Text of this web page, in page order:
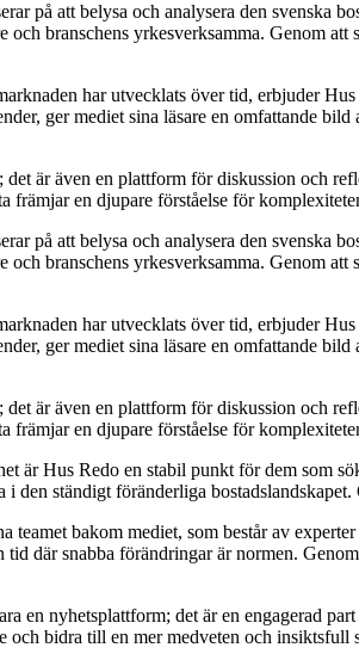
på att belysa och analysera den svenska
och branschens yrkesverksamma. Genom
har utvecklats över tid, erbjuder
ger mediet sina läsare en omfattande
är även en plattform för diskussion och
främjar en djupare förståelse för
på att belysa och analysera den svenska
och branschens yrkesverksamma. Genom
har utvecklats över tid, erbjuder
ger mediet sina läsare en omfattande
är även en plattform för diskussion och
främjar en djupare förståelse för
är Hus Redo en stabil punkt för dem som
i den ständigt föränderliga
teamet bakom mediet, som består av
där snabba förändringar är normen.
en nyhetsplattform; det är en engagerad
och bidra till en mer medveten och insiktsfull